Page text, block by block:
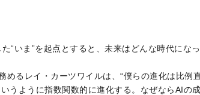
“いま”を起点とすると、未来はどんな時代にな
るレイ・カーツワイルは、“僕らの進化は比例
うように指数関数的に進化する。なぜならAIの